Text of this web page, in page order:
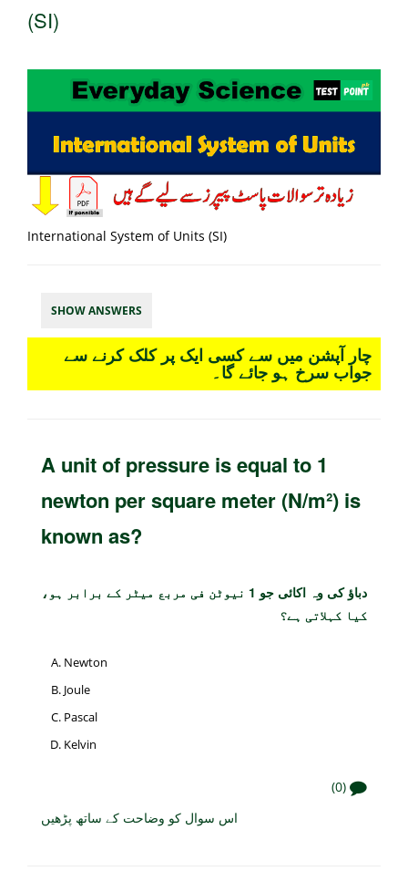
(SI)
International System of Units (SI)
SHOW ANSWERS
چار آپشن میں سے کسی ایک پر کلک کرنے سے
جواب سرخ ہو جائے گا۔
A unit of pressure is equal to 1
newton per square meter (N/m²) is
known as?
دباؤ کی وہ اکائی جو 1 نیوٹن فی مربع میٹر کے برابر ہو،
کیا کہلاتی ہے؟
Newton
Joule
Pascal
Kelvin
(0)
اس سوال کو وضاحت کے ساتھ پڑھیں